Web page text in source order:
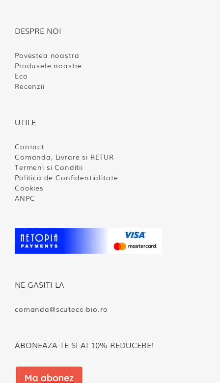
DESPRE NOI
Povestea noastra
Produsele noastre
Eco
Recenzii
UTILE
Contact
Comanda, Livrare si RETUR
Termeni si Conditii
Politica de Confidentialitate
Cookies
ANPC
NE GASITI LA
comanda@scutece-bio.ro
ABONEAZA-TE SI AI 10% REDUCERE!